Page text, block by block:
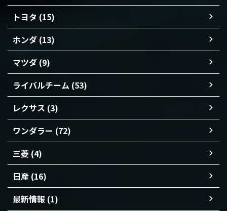
トヨタ (15)
ホンダ (13)
マツダ (9)
ライバルチーム (53)
レクサス (3)
ワンダラー (72)
三菱 (4)
日産 (16)
最新情報 (1)